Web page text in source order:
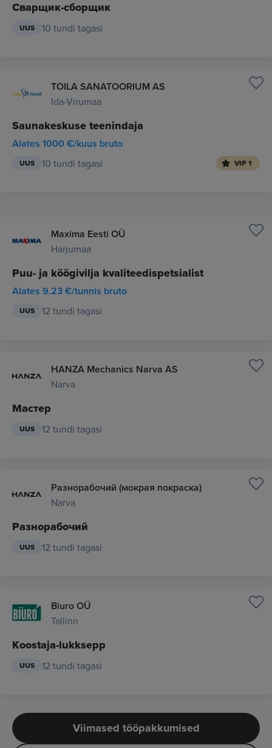
Сварщик-сборщик
UUS 10 tundi tagasi
TOILA SANATOORIUM AS
Ida-Virumaa
Saunakeskuse teenindaja
Alates 1000 €/kuus bruto
UUS 10 tundi tagasi VIP 1
Maxima Eesti OÜ
Harjumaa
Puu- ja köögivilja kvaliteedispetsialist
Alates 9.23 €/tunnis bruto
UUS 12 tundi tagasi
HANZA Mechanics Narva AS
Narva
Мастер
UUS 12 tundi tagasi
Разнорабочий (мокрая покраска)
Narva
Разнорабочий
UUS 12 tundi tagasi
Biuro OÜ
Tallinn
Koostaja-lukksepp
UUS 12 tundi tagasi
Viimased tööpakkumised